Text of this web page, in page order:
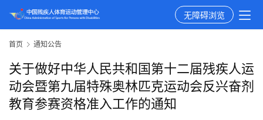
无障碍浏览
首页 通知公告
关于做好中华人民共和国第十二届残疾人运
动会暨第九届特殊奥林匹克运动会反兴奋剂
教育参赛资格准入工作的通知